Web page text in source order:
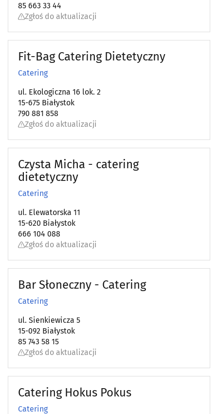
Ksero, bindowanie, laminowanie
Kuśnierze i futrzarze(4)
Kwiaty - producenci, hurtownie
Magazyny, kontenery, magazynowanie
Magle(6)
Malowanie proszkowe(8)
Maszynopisanie, usługi sekretarskie(0)
Mięso, wędliny, drób - producenci, hurtownie
Mleko i produkty mleczne - producenci, hurtownie
Mrożonki(4)
Ochrona przeciwpożarowa (10)
Oczyszczalnie - przedsiębiorstwa
Opieka - usługi(23)
85 663 33 44
Zgłoś do aktualizacji
Fit-Bag Catering Dietetyczny
Catering
ul. Ekologiczna 16 lok. 2
15-675 Białystok
790 881 858
Zgłoś do aktualizacji
Czysta Micha - catering
dietetyczny
Catering
ul. Elewatorska 11
15-620 Białystok
666 104 088
Zgłoś do aktualizacji
Bar Słoneczny - Catering
Catering
ul. Sienkiewicza 5
15-092 Białystok
85 743 58 15
Zgłoś do aktualizacji
Catering Hokus Pokus
Catering